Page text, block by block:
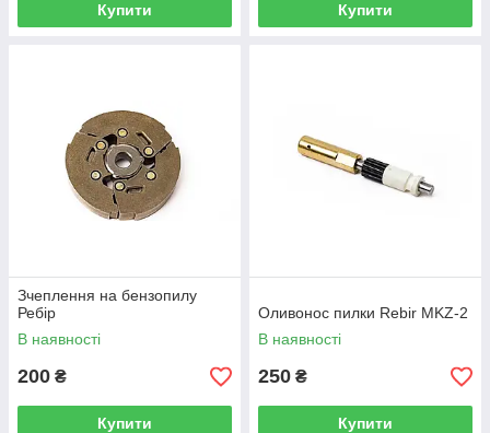
Купити Купити
Зчеплення на бензопилу
Ребір
В наявності
200 ₴
Купити
Оливонос пилки Rebir MKZ-2
В наявності
250 ₴
Купити